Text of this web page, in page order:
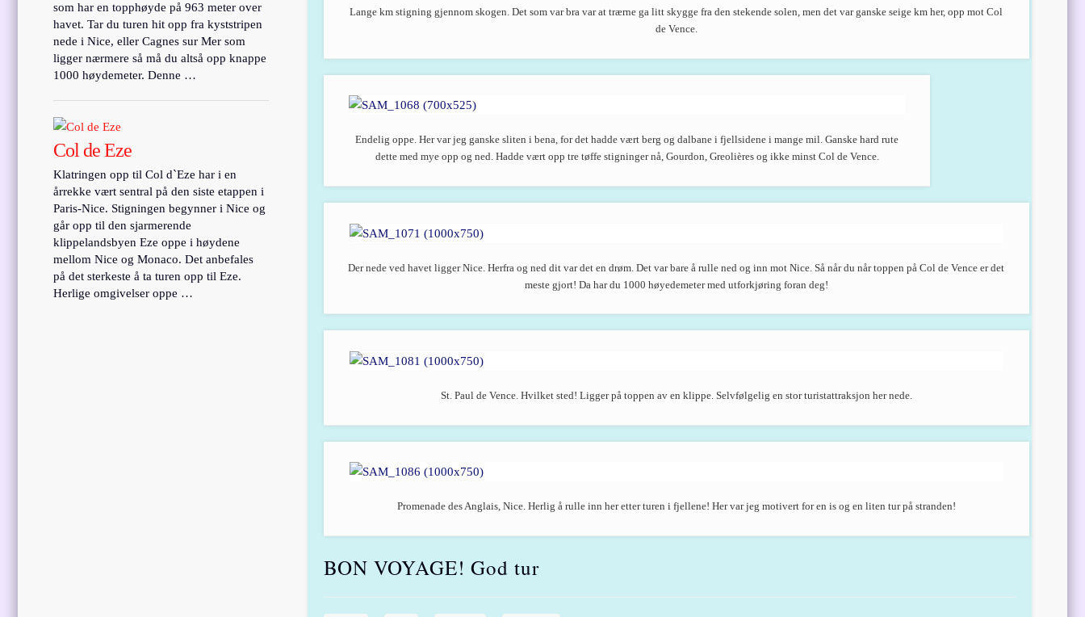
Lange km stigning gjennom skogen. Det som var bra var at trærne ga litt skygge fra den stekende solen, men det var ganske seige km her, opp mot Col
de Vence.
Endelig oppe. Her var jeg ganske sliten i bena, for det hadde vært berg og dalbane i fjellsidene i mange mil. Ganske hard rute
dette med mye opp og ned. Hadde vært opp tre tøffe stigninger nå, Gourdon, Greolières og ikke minst Col de Vence.
Der nede ved havet ligger Nice. Herfra og ned dit var det en drøm. Det var bare å rulle ned og inn mot Nice. Så når du når toppen på Col de Vence er det
meste gjort! Da har du 1000 høyedemeter med utforkjøring foran deg!
St. Paul de Vence. Hvilket sted! Ligger på toppen av en klippe. Selvfølgelig en stor turistattraksjon her nede.
Promenade des Anglais, Nice. Herlig å rulle inn her etter turen i fjellene! Her var jeg motivert for en is og en liten tur på stranden!
BON VOYAGE! God tur
som har en topphøyde på 963 meter over
havet. Tar du turen hit opp fra kyststripen
nede i Nice, eller Cagnes sur Mer som
ligger nærmere så må du altså opp knappe
1000 høydemeter. Denne …
Col de Eze
Klatringen opp til Col d`Eze har i en
årrekke vært sentral på den siste etappen i
Paris-Nice. Stigningen begynner i Nice og
går opp til den sjarmerende
klippelandsbyen Eze oppe i høydene
mellom Nice og Monaco. Det anbefales
på det sterkeste å ta turen opp til Eze.
Herlige omgivelser oppe …